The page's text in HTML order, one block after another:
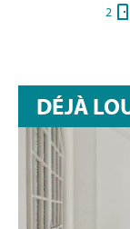
2
DÉJÀ